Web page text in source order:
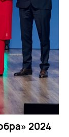
2024